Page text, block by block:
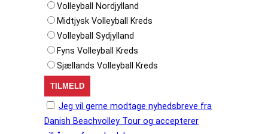
Volleyball Nordjylland
Midtjysk Volleyball Kreds
Volleyball Sydjylland
Fyns Volleyball Kreds
Sjællands Volleyball Kreds
Jeg vil gerne modtage nyhedsbreve fra
Danish Beachvolley Tour og accepterer